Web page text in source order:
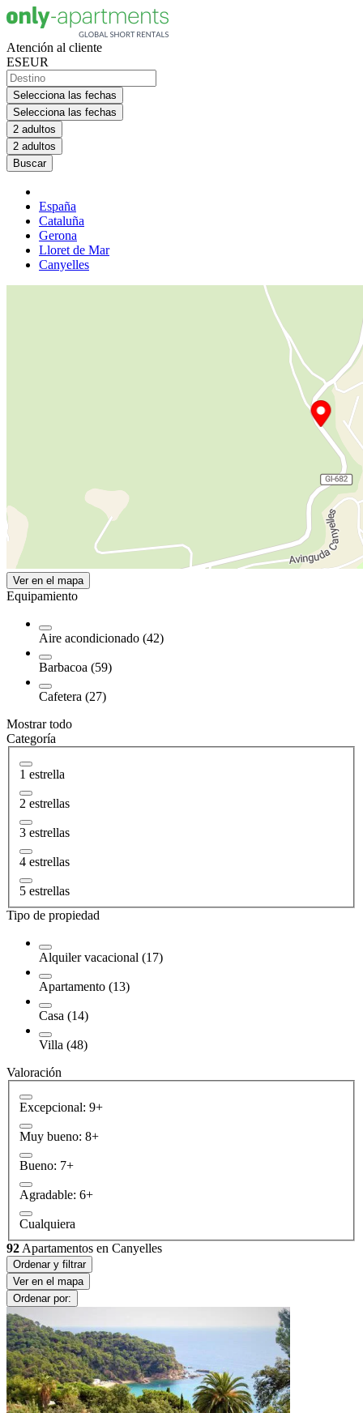
Atención al cliente
ESEUR
Selecciona las fechas
Selecciona las fechas
2 adultos
2 adultos
Buscar
España
Cataluña
Gerona
Lloret de Mar
Canyelles
Ver en el mapa
Equipamiento
Aire acondicionado (42)
Barbacoa (59)
Cafetera (27)
Mostrar todo
Categoría
1 estrella
2 estrellas
3 estrellas
4 estrellas
5 estrellas
Tipo de propiedad
Alquiler vacacional (17)
Apartamento (13)
Casa (14)
Villa (48)
Valoración
Excepcional: 9+
Muy bueno: 8+
Bueno: 7+
Agradable: 6+
Cualquiera
92 Apartamentos en Canyelles
Ordenar y filtrar
Ver en el mapa
Ordenar por: